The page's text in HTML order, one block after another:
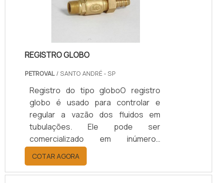
perfil de borracha adesiva se
destaca por ser resistente a
REGISTRO GLOBO
PETROVAL / SANTO ANDRÉ - SP
Registro do tipo globoO registro
globo é usado para controlar e
regular a vazão dos fluidos em
tubulações. Ele pode ser
comercializado em inúmeros
tamanhos e espessuras, além de
ser fabricado em aço ou ferro
fundido. O produto é responsável
COTAR AGORA